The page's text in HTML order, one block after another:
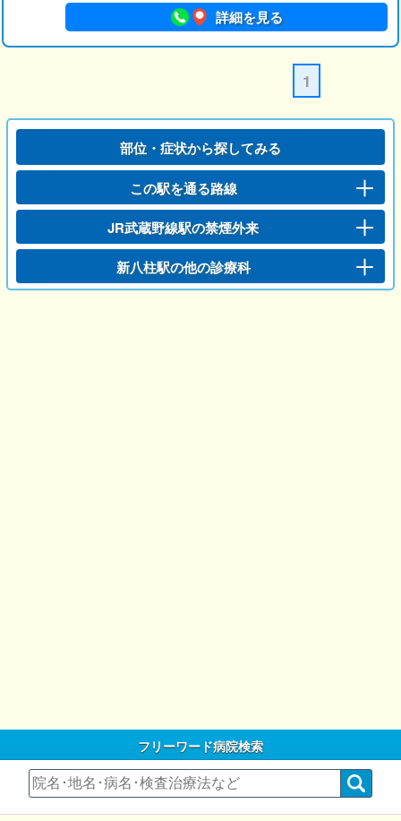
詳細を見る
1
部位・症状から探してみる
この駅を通る路線
JR武蔵野線駅の禁煙外来
新八柱駅の他の診療科
フリーワード病院検索